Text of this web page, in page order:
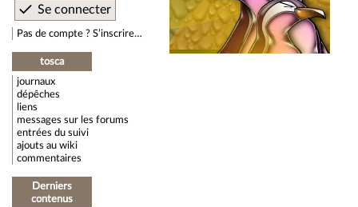
Pas de compte ? S’inscrire…
tosca
journaux
dépêches
liens
messages sur les forums
entrées du suivi
ajouts au wiki
commentaires
Derniers
contenus